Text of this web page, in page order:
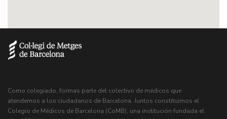
Como colegiado, formas parte del colectivo de médicos que
atendemos a los ciudadanos de Barcelona. Juntos constituimos el
Colegio de Médicos de Barcelona (CoMB), una institución fundada el